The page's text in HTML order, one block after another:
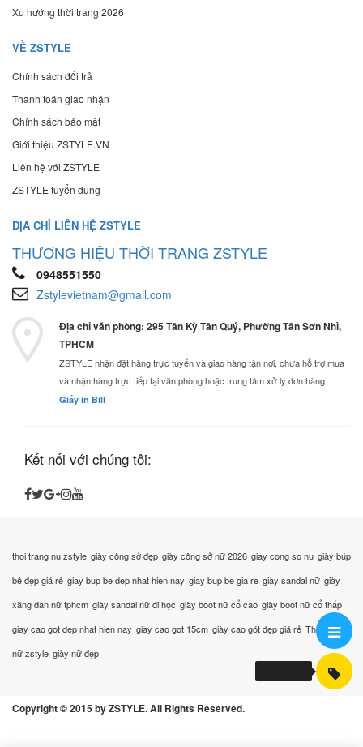
Xu hướng thời trang 2026
VỀ ZSTYLE
Chính sách đổi trả
Thanh toán giao nhận
Chính sách bảo mật
Giới thiệu ZSTYLE.VN
Liên hệ với ZSTYLE
ZSTYLE tuyển dụng
ĐỊA CHỈ LIÊN HỆ ZSTYLE
THƯƠNG HIỆU THỜI TRANG ZSTYLE
0948551550
Zstylevietnam@gmail.com
Địa chỉ văn phòng: 295 Tân Kỳ Tân Quý, Phường Tân Sơn Nhì,
TPHCM
ZSTYLE nhận đặt hàng trực tuyến và giao hàng tận nơi, chưa hỗ trợ mua
và nhận hàng trực tiếp tại văn phòng hoặc trung tâm xử lý đơn hàng.
Giấy in Bill
Kết nối với chúng tôi:
thoi trang nu zstyle giày công sở đẹp giày công sở nữ 2026 giay cong so nu giày búp
bê đẹp giá rẻ giay bup be dep nhat hien nay giay bup be gia re giày sandal nữ giày
xăng đan nữ tphcm giày sandal nữ đi học giày boot nữ cổ cao giày boot nữ cổ thấp
giay cao got dep nhat hien nay giay cao got 15cm giày cao gót đẹp giá rẻ Thời trang
nữ zstyle giày nữ đẹp
Copyright © 2015 by ZSTYLE. All Rights Reserved.
GIÀY NỮ 2026